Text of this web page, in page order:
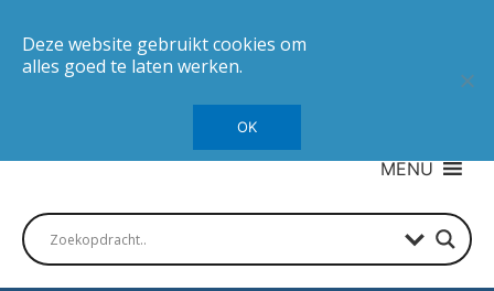
MENU
Deze website gebruikt cookies om
alles goed te laten werken.
OK